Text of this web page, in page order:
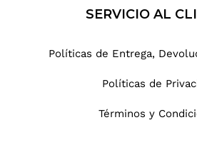
SERVICIO AL
Políticas de Entrega,
Políticas de
Términos y